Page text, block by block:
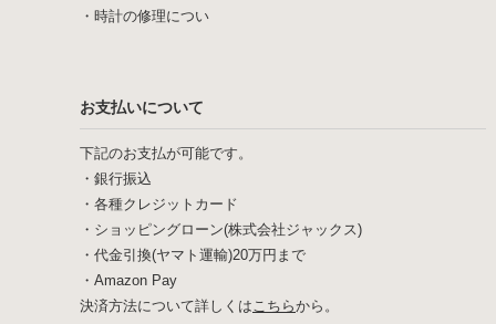
・ 時計の修理につい
お支払いについて
下記のお支払が可能です。
・銀行振込
・各種クレジットカード
・ショッピングローン(株式会社ジャックス)
・代金引換(ヤマト運輸)20万円まで
・Amazon Pay
決済方法について詳しくはこちらから。